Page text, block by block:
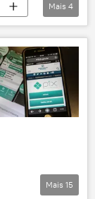
Mais 4
Mais 15